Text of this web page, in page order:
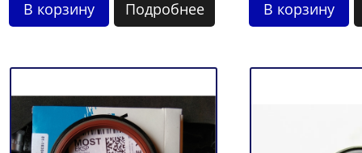
В корзину Подробнее В корзину